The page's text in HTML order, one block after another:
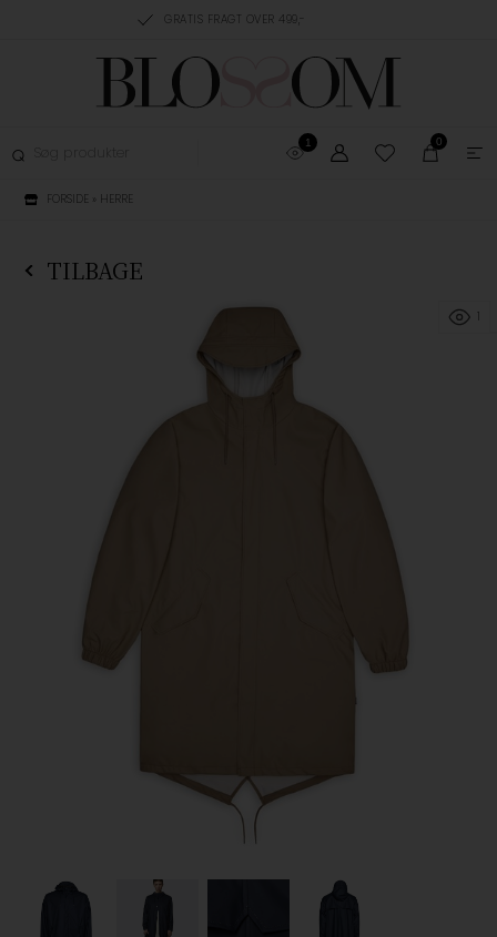
GRATIS FRAGT OVER 499,-
1 0
FORSIDE » HERRE
TILBAGE
1